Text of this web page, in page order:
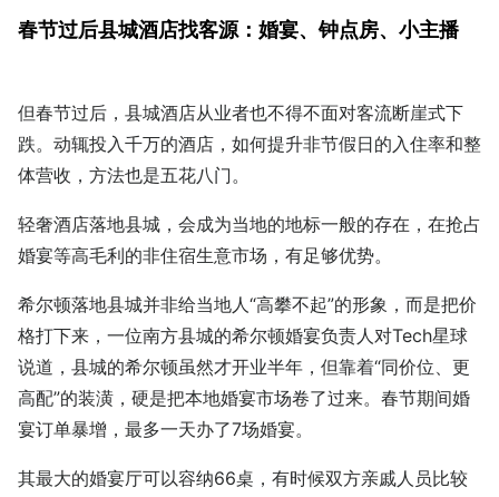
春节过后县城酒店找客源：婚宴、钟点房、小主播
但春节过后，县城酒店从业者也不得不面对客流断崖式下
跌。动辄投入千万的酒店，如何提升非节假日的入住率和整
体营收，方法也是五花八门。
轻奢酒店落地县城，会成为当地的地标一般的存在，在抢占
婚宴等高毛利的非住宿生意市场，有足够优势。
希尔顿落地县城并非给当地人“高攀不起”的形象，而是把价
格打下来，一位南方县城的希尔顿婚宴负责人对Tech星球
说道，县城的希尔顿虽然才开业半年，但靠着“同价位、更
高配”的装潢，硬是把本地婚宴市场卷了过来。春节期间婚
宴订单暴增，最多一天办了7场婚宴。
其最大的婚宴厅可以容纳66桌，有时候双方亲戚人员比较